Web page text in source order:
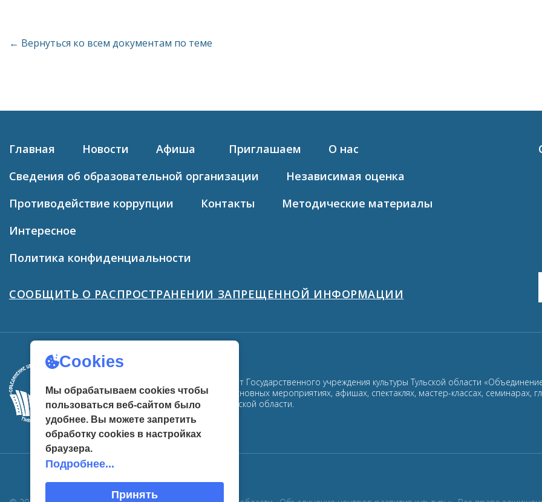
← Вернуться ко всем документам по теме
Главная Новости Афиша Приглашаем
О нас
Сведения об образовательной организации
Независимая оценка
Противодействие коррупции
Контакты
Методические материалы
Интересное
Политика конфиденциальности
СООБЩИТЬ О РАСПРОСТРАНЕНИИ ЗАПРЕЩЕННОЙ ИНФОРМАЦИИ
ГУК ТО «ОЦРК» - официальный сайт Государственного учреждения культуры Тульской области
Здесь собрана информация об основных мероприятиях, афишах, спектаклях, мастер-классах, семинарах,
центров развития культуры в Тульской области.
Cookies
Мы обрабатываем cookies чтобы
пользоваться веб-сайтом было
удобнее. Вы можете запретить
обработку сookies в настройках
браузера.
Подробнее...
Принять